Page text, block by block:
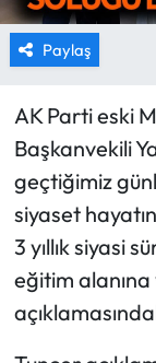
Paylaş
AK Parti eski
Başkanvekili
geçtiğimiz
siyaset
3 yıllık siyasi
eğitim alanına
HABER